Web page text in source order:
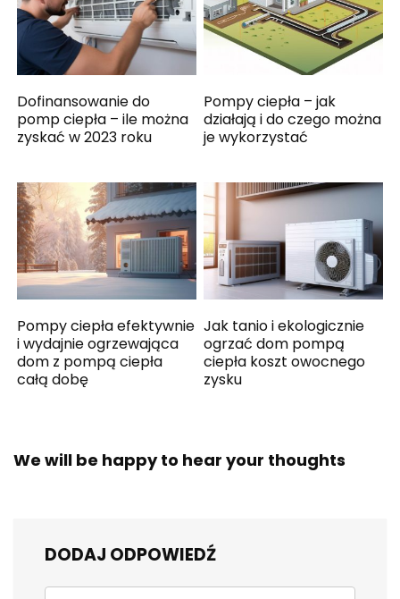
Dofinansowanie do
pomp ciepła – ile można
zyskać w 2023 roku
Pompy ciepła – jak
działają i do czego można
je wykorzystać
Pompy ciepła efektywnie
i wydajnie ogrzewająca
dom z pompą ciepła
całą dobę
Jak tanio i ekologicznie
ogrzać dom pompą
ciepła koszt owocnego
zysku
We will be happy to hear your thoughts
DODAJ ODPOWIEDŹ